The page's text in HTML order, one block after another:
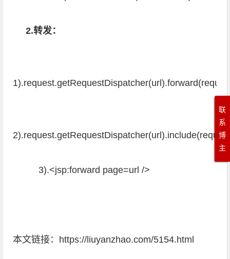
2.转发：
3).<jsp:forward page=url />
本文链接：https://liuyanzhao.com/5154.html
联
系
博
主